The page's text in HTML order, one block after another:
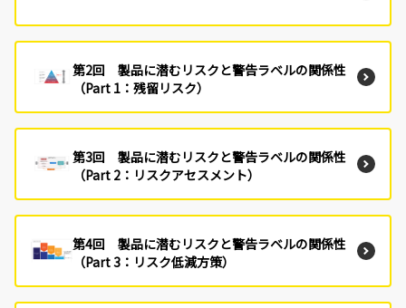
第2回 製品に潜むリスクと警告ラベルの関係性
（Part 1：残留リスク）
第3回 製品に潜むリスクと警告ラベルの関係性
（Part 2：リスクアセスメント）
第4回 製品に潜むリスクと警告ラベルの関係性
（Part 3：リスク低減方策）